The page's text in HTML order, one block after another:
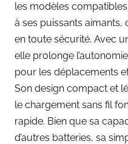
les modèles
à ses puissants
en toute sécurité. Avec
elle prolonge
pour les déplacements
Son design compact et
le chargement sans fil
rapide. Bien que sa
d’autres batteries, sa